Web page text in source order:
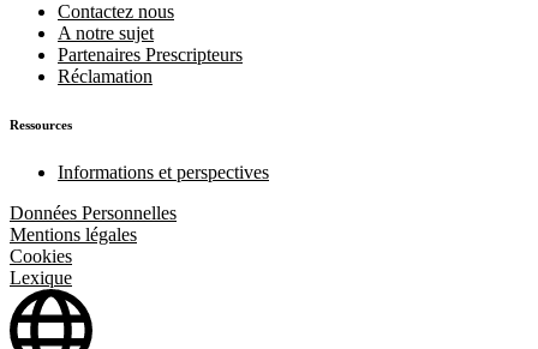
Contactez nous
A notre sujet
Partenaires Prescripteurs
Réclamation
Ressources
Informations et perspectives
Données Personnelles
Mentions légales
Cookies
Lexique